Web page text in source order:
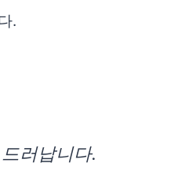
.
러납니다.